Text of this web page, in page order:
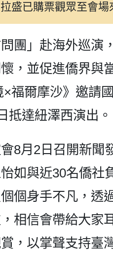
盛已購票觀眾至會場
團」赴海外巡演
，並促進僑界與
福爾摩沙》邀請
抵達紐澤西演出。
8月2日召開新聞
如與近30名僑社
個身手不凡，透
相信會帶給大家
，以掌聲支持臺